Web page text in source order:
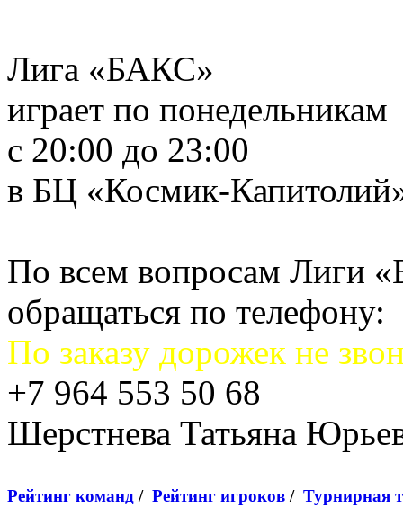
Лига «БАКС»
играет по понедельникам
с 20:00 до 23:00
в БЦ «Космик-
По всем вопросам Лиги
обращаться по телефону:
По заказу дорожек не
+7 964 553 50 68
Шерстнева Татьяна
Рейтинг команд / Рейтинг игроков / Турнирная